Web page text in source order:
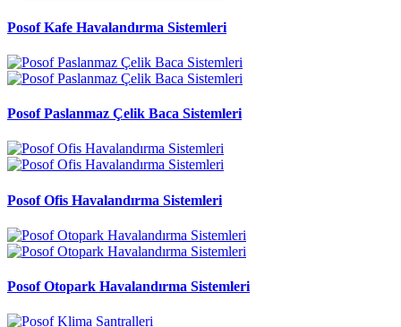
Posof Kafe Havalandırma Sistemleri
Posof Paslanmaz Çelik Baca Sistemleri
Posof Ofis Havalandırma Sistemleri
Posof Otopark Havalandırma Sistemleri